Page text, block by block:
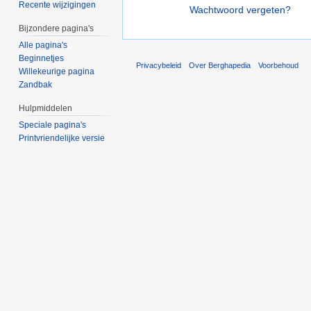
Wachtwoord vergeten?
Recente wijzigingen
Bijzondere pagina's
Alle pagina's
Beginnetjes
Willekeurige pagina
Zandbak
Hulpmiddelen
Speciale pagina's
Printvriendelijke versie
Privacybeleid Over Berghapedia Voorbehoud